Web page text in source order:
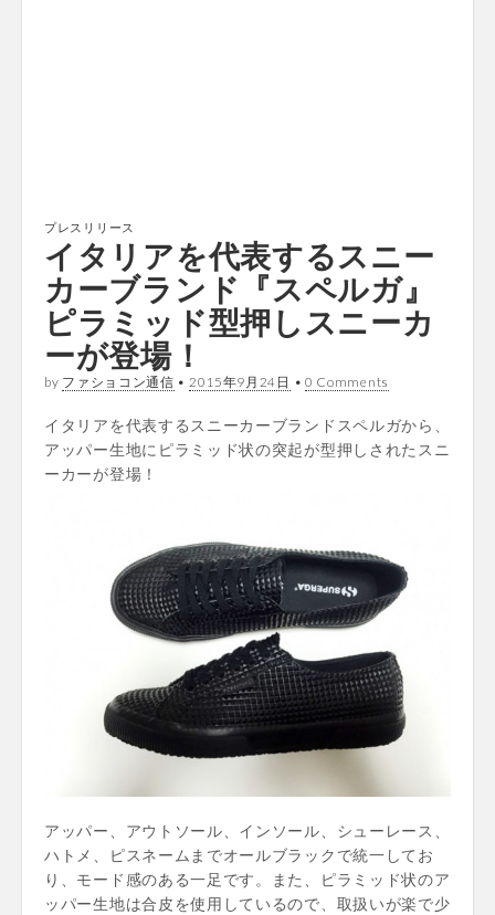
プレスリリース
イタリアを代表するスニー
カーブランド『スペルガ』
ピラミッド型押しスニーカ
ーが登場！
by ファショコン通信 • 2015年9月24日 • 0 Comments
イタリアを代表するスニーカーブランドスペルガから、
アッパー生地にピラミッド状の突起が型押しされたスニ
ーカーが登場！
アッパー、アウトソール、インソール、シューレース、
ハトメ、ピスネームまでオールブラックで統一してお
り、モード感のある一足です。また、ピラミッド状のア
ッパー生地は合皮を使用しているので、取扱いが楽で少